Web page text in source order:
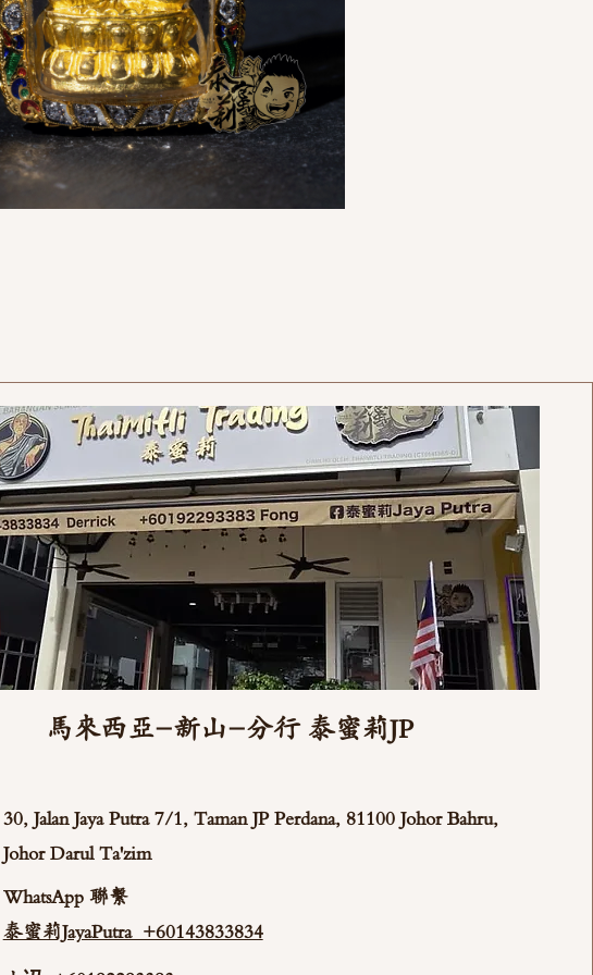
馬來西亞-新山-分行 泰蜜莉JP
30, Jalan Jaya Putra 7/1, Taman JP Perdana, 81100 Johor Bahru,
Johor Darul Ta'zim
WhatsApp 聯繫
泰蜜莉JayaPutra +60143833834